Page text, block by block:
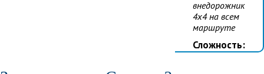
внедорожник
4х4 на всем
маршруте
Сложность: